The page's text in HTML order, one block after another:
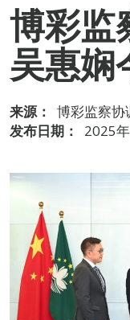
博彩监
吴惠娴
来源：
博彩监察协
发布日期：
2025